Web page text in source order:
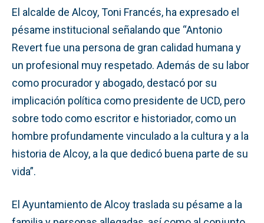
El alcalde de Alcoy, Toni Francés, ha expresado el
pésame institucional señalando que “Antonio
Revert fue una persona de gran calidad humana y
un profesional muy respetado. Además de su labor
como procurador y abogado, destacó por su
implicación política como presidente de UCD, pero
sobre todo como escritor e historiador, como un
hombre profundamente vinculado a la cultura y a la
historia de Alcoy, a la que dedicó buena parte de su
vida”.
El Ayuntamiento de Alcoy traslada su pésame a la